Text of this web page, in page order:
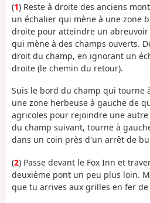
(1) Reste à droite des anciens
un échalier qui mène à une zone
droite pour atteindre un
qui mène à des champs ouverts.
droit du champ, en ignorant un
droite (le chemin du retour).
Suis le bord du champ qui tourne
une zone herbeuse à gauche de
agricoles pour rejoindre une
du champ suivant, tourne à
dans un coin près d'un arrêt de
(2) Passe devant le Fox Inn et
deuxième pont un peu plus loin.
que tu arrives aux grilles en fer